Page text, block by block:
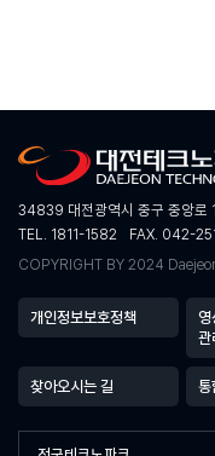
34839 대전광역시 중구 중앙로
TEL. 1811-1582
FAX. 042-
COPYRIGHT BY 2024
개인정보보호정책
영
관
찾아오시는 길 통